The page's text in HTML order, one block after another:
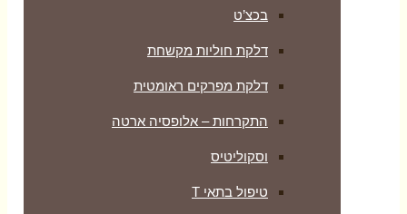
בכצ’ט
דלקת חוליות מקשחת
דלקת מפרקים ראומטית
התקרחות – אלופסיה ארטה
וסקוליטיס
טיפול בתאי T